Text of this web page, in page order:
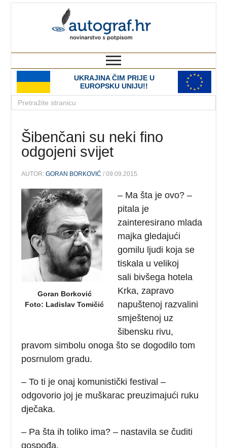
UKRAJINA ČIM PRIJE U
EUROPSKU UNIJU!!
Šibenčani su neki fino
odgojeni svijet
AUTOR:GORAN BORKOVIĆ / 09.09.2015.
Goran Borković
Foto: Ladislav Tomičić
– Ma šta je ovo? –
pitala je
zainteresirano mlada
majka gledajući
gomilu ljudi koja se
tiskala u velikoj
sali bivšega hotela
Krka, zapravo
napuštenoj razvalini
smještenoj uz
šibensku rivu,
pravom simbolu onoga što se dogodilo tom
posrnulom gradu.
– To ti je onaj komunistički festival –
odgovorio joj je muškarac preuzimajući ruku
dječaka.
– Pa šta ih toliko ima? – nastavila se čuditi
gospođa.